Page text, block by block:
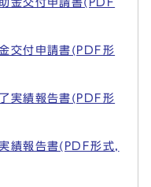
交付申請書(PDF形
実績報告書(PDF形
績報告書(PDF形式,